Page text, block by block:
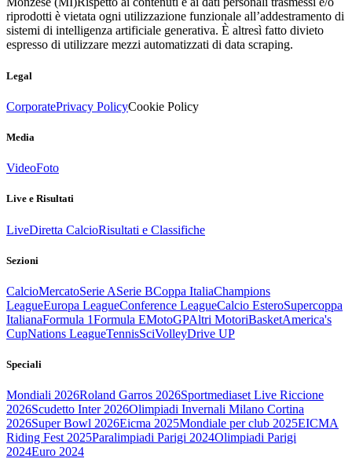
riprodotti è vietata ogni utilizzazione funzionale all’addestramento di
sistemi di intelligenza artificiale generativa. È altresì fatto divieto
espresso di utilizzare mezzi automatizzati di data scraping.
Legal
CorporatePrivacy PolicyCookie Policy
Media
VideoFoto
Live e Risultati
LiveDiretta CalcioRisultati e Classifiche
Sezioni
CalcioMercatoSerie ASerie BCoppa ItaliaChampions
LeagueEuropa LeagueConference LeagueCalcio EsteroSupercoppa
ItalianaFormula 1Formula EMotoGPAltri MotoriBasketAmerica's
CupNations LeagueTennisSciVolleyDrive UP
Speciali
Mondiali 2026Roland Garros 2026Sportmediaset Live Riccione
2026Scudetto Inter 2026Olimpiadi Invernali Milano Cortina
2026Super Bowl 2026Eicma 2025Mondiale per club 2025EICMA
Riding Fest 2025Paralimpiadi Parigi 2024Olimpiadi Parigi
2024Euro 2024